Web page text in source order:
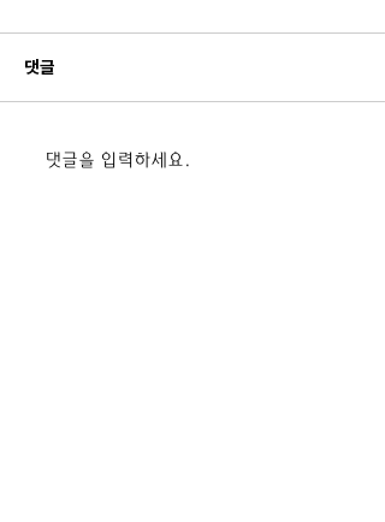
2026. 상상이룸 나눔 마당
댓글
댓글을 입력하세요.